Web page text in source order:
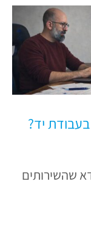
יד?
שהשירותים